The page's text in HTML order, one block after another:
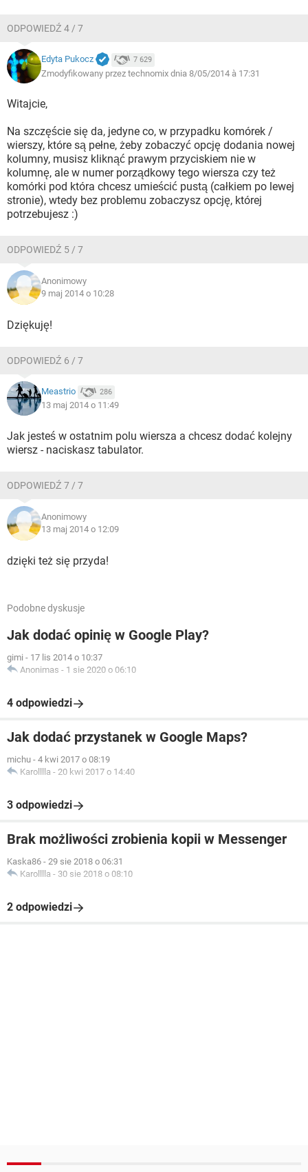
ODPOWIEDŹ 4 / 7
Edyta Pukocz 7 629
Zmodyfikowany przez technomix dnia 8/05/2014 à 17:31
Witajcie,
Na szczęście się da, jedyne co, w przypadku komórek /
wierszy, które są pełne, żeby zobaczyć opcję dodania nowej
kolumny, musisz kliknąć prawym przyciskiem nie w
kolumnę, ale w numer porządkowy tego wiersza czy też
komórki pod która chcesz umieścić pustą (całkiem po lewej
stronie), wtedy bez problemu zobaczysz opcję, której
potrzebujesz :)
ODPOWIEDŹ 5 / 7
Anonimowy
9 maj 2014 o 10:28
Dziękuję!
ODPOWIEDŹ 6 / 7
Meastrio 286
13 maj 2014 o 11:49
Jak jesteś w ostatnim polu wiersza a chcesz dodać kolejny
wiersz - naciskasz tabulator.
ODPOWIEDŹ 7 / 7
Anonimowy
13 maj 2014 o 12:09
dzięki też się przyda!
Podobne dyskusje
Jak dodać opinię w Google Play?
gimi - 17 lis 2014 o 10:37
Anonimas - 1 sie 2020 o 06:10
4 odpowiedzi
Jak dodać przystanek w Google Maps?
michu - 4 kwi 2017 o 08:19
Karolllla - 20 kwi 2017 o 14:40
3 odpowiedzi
Brak możliwości zrobienia kopii w Messenger
Kaska86 - 29 sie 2018 o 06:31
Karolllla - 30 sie 2018 o 08:10
2 odpowiedzi